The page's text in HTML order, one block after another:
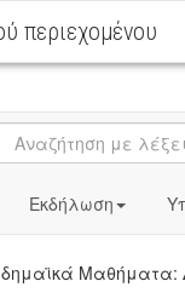
περιεχομένου
Εκδήλωση